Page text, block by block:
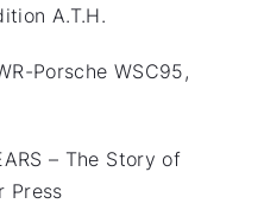
A.T.H.
Porsche WSC95,
– The Story of
Press